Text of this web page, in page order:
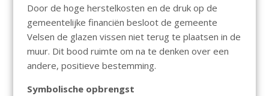
Door de hoge herstelkosten en de druk op de
gemeentelijke financiën besloot de gemeente
Velsen de glazen vissen niet terug te plaatsen in de
muur. Dit bood ruimte om na te denken over een
andere, positieve bestemming.
Symbolische opbrengst